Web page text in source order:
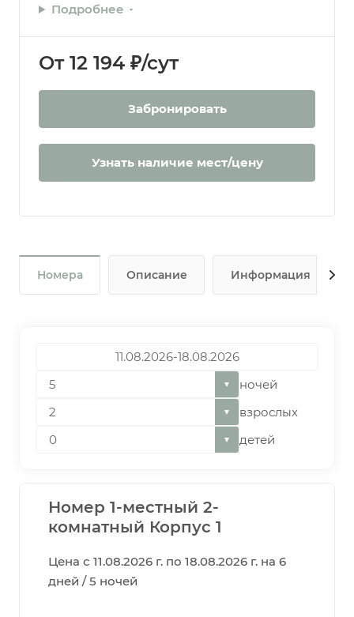
Подробнее
От 12 194 ₽/сут
Забронировать
Узнать наличие мест/цену
Номера Описание Информация
▼ ночей
▼ взрослых
▼ детей
Номер 1-местный 2-
комнатный Корпус 1
Цена с 11.08.2026 г. по 18.08.2026 г. на 6
дней / 5 ночей